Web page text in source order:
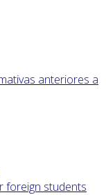
anteriores a
foreign students